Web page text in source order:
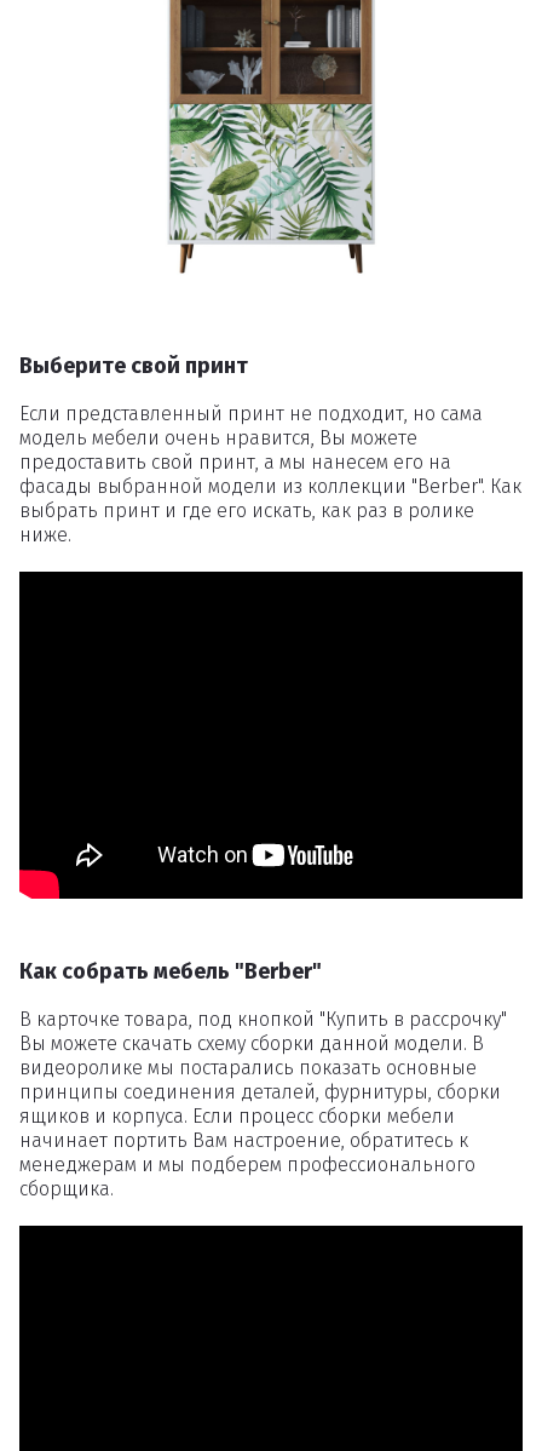
Выберите свой принт
Если представленный принт не подходит, но сама
модель мебели очень нравится, Вы можете
предоставить свой принт, а мы нанесем его на
фасады выбранной модели из коллекции "Berber". Как
выбрать принт и где его искать, как раз в ролике
ниже.
Как собрать мебель "Berber"
В карточке товара, под кнопкой "Купить в рассрочку"
Вы можете скачать схему сборки данной модели. В
видеоролике мы постарались показать основные
принципы соединения деталей, фурнитуры, сборки
ящиков и корпуса. Если процесс сборки мебели
начинает портить Вам настроение, обратитесь к
менеджерам и мы подберем профессионального
сборщика.